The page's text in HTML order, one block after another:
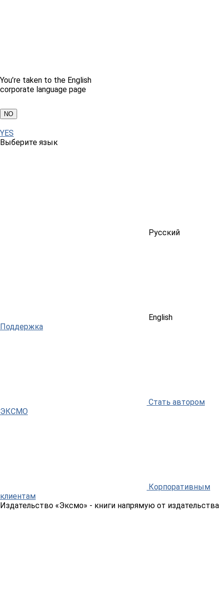
You’re taken to the English
corporate language page
NO
YES
Выберите язык
Русский
English
Поддержка
Стать автором
ЭКСМО
Корпоративным
клиентам
Издательство «Эксмо» - книги напрямую от издательства